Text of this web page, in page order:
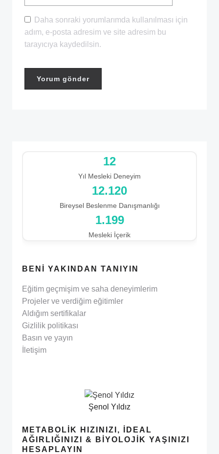
Daha sonraki yorumlarımda kullanılması için
adım, e-posta adresim ve site adresim bu
tarayıcıya kaydedilsin.
12
Yıl Mesleki Deneyim
12.928
Bireysel Beslenme Danışmanlığı
1.199
Mesleki İçerik
BENI YAKINDAN TANIYIN
Eğitim geçmişim ve saha deneyimlerim
Projeler ve verdiğim eğitimler
Aldığım sertifikalar
Gizlilik politikası
Basın ve yayın
İletişim
Şenol Yıldız
METABOLIK HIZINIZI, İDEAL
AĞIRLIĞINIZI & BIYOLOJIK YAŞINIZI
HESAPLAYIN